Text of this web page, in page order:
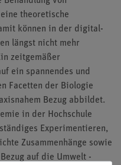
theoretische
können in der digital-
längst nicht mehr
zeitgemäßer
ein spannendes und
Facetten der Biologie
Bezug abbildet.
in der Hochschule
Experimentieren,
Zusammenhänge sowie
auf die Umwelt -